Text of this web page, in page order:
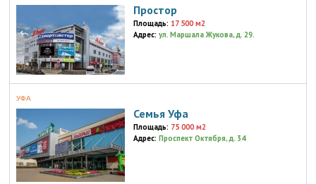
Простор
Площадь: 17 500 м2
Адрес: ул. Маршала Жукова, д. 29.
УФА
Семья Уфа
Площадь: 75 000 м2
Адрес: Проспект Октября, д. 34